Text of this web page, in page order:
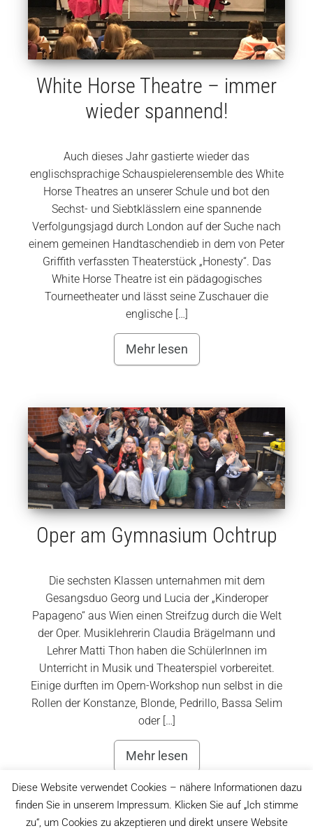
White Horse Theatre – immer
wieder spannend!
Auch dieses Jahr gastierte wieder das
englischsprachige Schauspielerensemble des White
Horse Theatres an unserer Schule und bot den
Sechst- und Siebtklässlern eine spannende
Verfolgungsjagd durch London auf der Suche nach
einem gemeinen Handtaschendieb in dem von Peter
Griffith verfassten Theaterstück „Honesty“. Das
White Horse Theatre ist ein pädagogisches
Tourneetheater und lässt seine Zuschauer die
englische […]
Mehr lesen
Oper am Gymnasium Ochtrup
Die sechsten Klassen unternahmen mit dem
Gesangsduo Georg und Lucia der „Kinderoper
Papageno“ aus Wien einen Streifzug durch die Welt
der Oper. Musiklehrerin Claudia Brägelmann und
Lehrer Matti Thon haben die SchülerInnen im
Unterricht in Musik und Theaterspiel vorbereitet.
Einige durften im Opern-Workshop nun selbst in die
Rollen der Konstanze, Blonde, Pedrillo, Bassa Selim
oder […]
Mehr lesen
Diese Website verwendet Cookies – nähere Informationen dazu
finden Sie in unserem Impressum. Klicken Sie auf „Ich stimme
zu“, um Cookies zu akzeptieren und direkt unsere Website